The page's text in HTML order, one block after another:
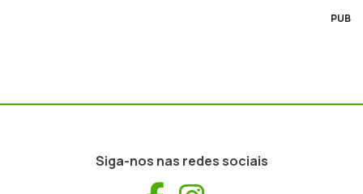
PUB
Siga-nos nas redes sociais